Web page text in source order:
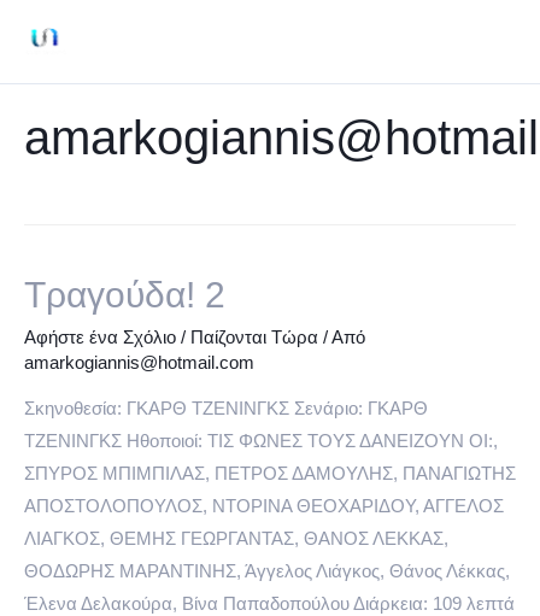
περιεχόμενο
Τραγούδα! 2
Αφήστε ένα Σχόλιο / Παίζονται Τώρα / Από
amarkogiannis@hotmail.com
Σκηνοθεσία: ΓΚΑΡΘ ΤΖΕΝΙΝΓΚΣ Σενάριο: ΓΚΑΡΘ
ΤΖΕΝΙΝΓΚΣ Ηθοποιοί: ΤΙΣ ΦΩΝΕΣ ΤΟΥΣ ΔΑΝΕΙΖΟΥΝ ΟΙ:,
ΣΠΥΡΟΣ ΜΠΙΜΠΙΛΑΣ, ΠΕΤΡΟΣ ΔΑΜΟΥΛΗΣ, ΠΑΝΑΓΙΩΤΗΣ
ΑΠΟΣΤΟΛΟΠΟΥΛΟΣ, ΝΤΟΡΙΝΑ ΘΕΟΧΑΡΙΔΟΥ, ΑΓΓΕΛΟΣ
ΛΙΑΓΚΟΣ, ΘΕΜΗΣ ΓΕΩΡΓΑΝΤΑΣ, ΘΑΝΟΣ ΛΕΚΚΑΣ,
ΘΟΔΩΡΗΣ ΜΑΡΑΝΤΙΝΗΣ, Άγγελος Λιάγκος, Θάνος Λέκκας,
Έλενα Δελακούρα, Βίνα Παπαδοπούλου Διάρκεια: 109 λεπτά